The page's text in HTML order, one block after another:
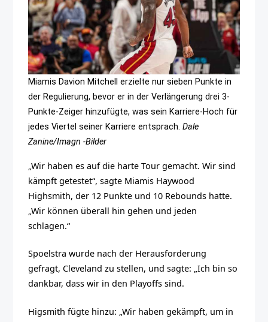
Miamis Davion Mitchell erzielte nur sieben Punkte in
der Regulierung, bevor er in der Verlängerung drei 3-
Punkte-Zeiger hinzufügte, was sein Karriere-Hoch für
jedes Viertel seiner Karriere entsprach.Dale
Zanine/Imagn -Bilder
„Wir haben es auf die harte Tour gemacht. Wir sind
kämpft getestet“, sagte Miamis Haywood
Highsmith, der 12 Punkte und 10 Rebounds hatte.
„Wir können überall hin gehen und jeden
schlagen.“
Spoelstra wurde nach der Herausforderung
gefragt, Cleveland zu stellen, und sagte: „Ich bin so
dankbar, dass wir in den Playoffs sind.
Higsmith fügte hinzu: „Wir haben gekämpft, um in